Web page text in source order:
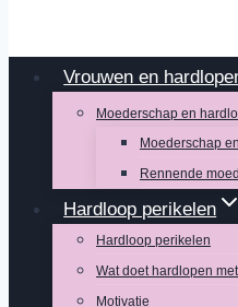
Vrouwen en
Moederschap en
Moederschap
Rennende
Hardloop perikelen
Hardloop perikelen
Wat doet hardlopen
Motivatie